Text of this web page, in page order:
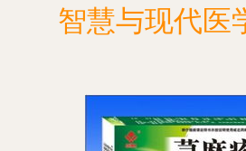
智慧与现代医